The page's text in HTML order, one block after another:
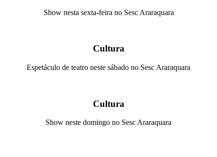
Show nesta sexta-feira no Sesc Araraquara
Cultura
Espetáculo de teatro neste sábado no Sesc Araraquara
Cultura
Show neste domingo no Sesc Araraquara